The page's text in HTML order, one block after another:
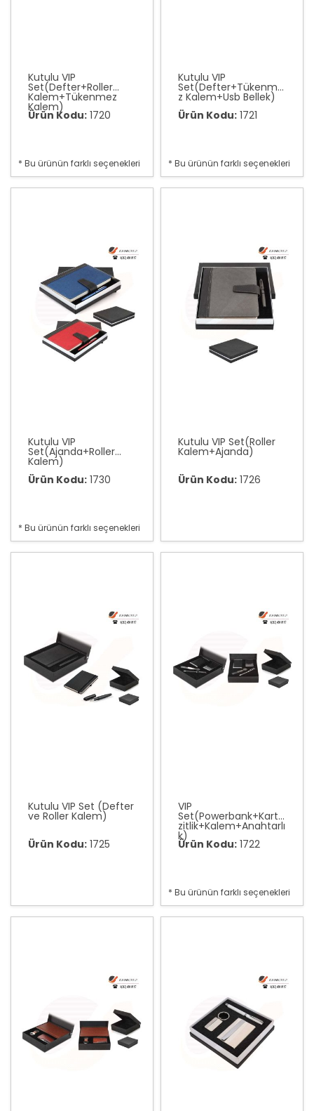
Kutulu VIP
Set(Defter+Roller
Kalem+Tükenmez
Kalem)
Ürün Kodu: 1720
* Bu ürünün farklı seçenekleri
Kutulu VIP
Set(Defter+Tükenme
z Kalem+Usb Bellek)
Ürün Kodu: 1721
* Bu ürünün farklı seçenekleri
Kutulu VIP
Set(Ajanda+Roller
Kalem)
Ürün Kodu: 1730
* Bu ürünün farklı seçenekleri
Kutulu VIP Set(Roller
Kalem+Ajanda)
Ürün Kodu: 1726
Kutulu VIP Set (Defter
ve Roller Kalem)
Ürün Kodu: 1725
VIP
Set(Powerbank+Kartvi
zitlik+Kalem+Anahtarlı
k)
Ürün Kodu: 1722
* Bu ürünün farklı seçenekleri